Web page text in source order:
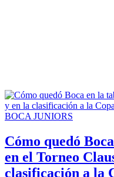
BOCA JUNIORS
Cómo quedó
en el Torneo
clasificación a la